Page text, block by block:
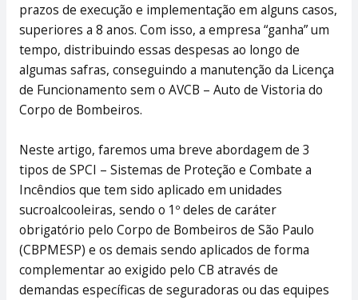
prazos de execução e implementação em alguns casos,
superiores a 8 anos. Com isso, a empresa “ganha” um
tempo, distribuindo essas despesas ao longo de
algumas safras, conseguindo a manutenção da Licença
de Funcionamento sem o AVCB – Auto de Vistoria do
Corpo de Bombeiros.
Neste artigo, faremos uma breve abordagem de 3
tipos de SPCI – Sistemas de Proteção e Combate a
Incêndios que tem sido aplicado em unidades
sucroalcooleiras, sendo o 1º deles de caráter
obrigatório pelo Corpo de Bombeiros de São Paulo
(CBPMESP) e os demais sendo aplicados de forma
complementar ao exigido pelo CB através de
demandas específicas de seguradoras ou das equipes